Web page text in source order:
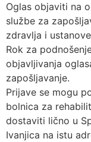
Oglas objaviti na
službe za
zdravlja i
Rok za
objavljivanja
zapošljavanje.
Prijave se mogu
bolnica za
dostaviti lično u
Ivanjica na istu